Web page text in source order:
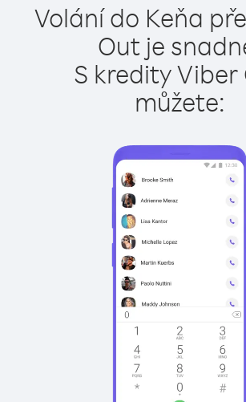
Volání do Keňa
Out je
S kredity Viber
můžete: